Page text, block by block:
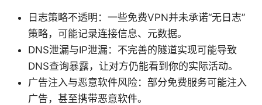
日志策略不透明：一些免费VPN并未承诺“无日志”
策略，可能记录连接信息、元数据。
DNS泄漏与IP泄漏：不完善的隧道实现可能导致
DNS查询暴露，让对方仍能看到你的实际活动。
广告注入与恶意软件风险：部分免费服务可能注入
广告，甚至携带恶意软件。